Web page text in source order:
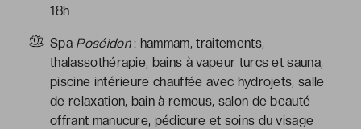
18h
Spa Poséidon: hammam, traitements,
thalassothérapie, bains à vapeur turcs et sauna,
piscine intérieure chauffée avec hydrojets, salle
de relaxation, bain à remous, salon de beauté
offrant manucure, pédicure et soins du visage